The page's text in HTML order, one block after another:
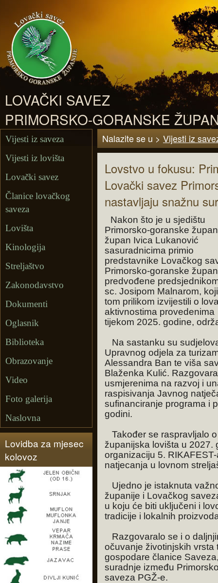
LOVAČKI SAVEZ
PRIMORSKO-GORANSKE
Vijesti iz saveza
Vijesti iz lovišta
Lovački savez
Članice lovačkog
saveza
Lovišta
Kinologija
Streljaštvo
Zakonodavstvo
Dokumenti
Oglasnik
Biblioteka
Obrazovanje
Video
Foto galerija
Naslovna
Lovidba za mjesec
kolovoz
Nalazite se u > Vijesti iz
Lovstvo u fokusu:
Lovački savez
nastavljaju snažnu
Nakon što je u sjedištu
Primorsko-goranske
župan Ivica Lukanović
sasuradnicima primio
predstavnike Lovačkog
Primorsko-goranske
predvođene
sc. Josipom Malnarom,
tom prilikom izvijestili o
aktivnostima provedenima
tijekom 2025. godine,
Na sastanku su
Upravnog odjela za
Alessandra Ban te viša
Blaženka Kulić.
usmjerenima na razvoj i
raspisivanja Javnog
sufinanciranje programa i
godini.
Također se raspravljalo
županijska lovišta u 2027.
organizaciju 5.
natjecanja u lovnom
Ujedno je istaknuta
županije i Lovačkog
u koju će biti uključeni i
tradicije i lokalnih
Razgovaralo se i o
očuvanje životinjskih vrsta
gospodare članice
suradnje između
saveza PGŽ-e.